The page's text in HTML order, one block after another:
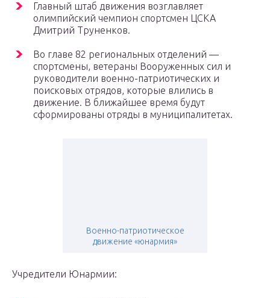
Главный штаб движения возглавляет
олимпийский чемпион спортсмен ЦСКА
Дмитрий Труненков.
Во главе 82 региональных отделений —
спортсмены, ветераны Вооруженных сил и
руководители военно-патриотических и
поисковых отрядов, которые влились в
движение. В ближайшее время будут
сформированы отряды в муниципалитетах.
Военно-патриотическое
движение «юнармия»
Учредители Юнармии: